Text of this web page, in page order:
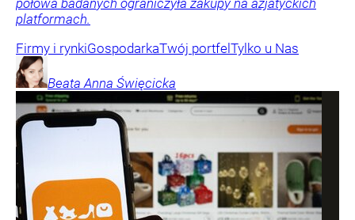
połowa badanych ograniczyła zakupy na azjatyckich
platformach.
Firmy i rynkiGospodarkaTwój portfel Tylko u Nas
Beata Anna Święcicka